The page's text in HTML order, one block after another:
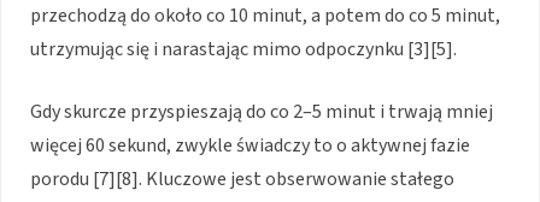
przechodzą do około co 10 minut, a potem do co 5 minut,
utrzymując się i narastając mimo odpoczynku [3][5].
Gdy skurcze przyspieszają do co 2–5 minut i trwają mniej
więcej 60 sekund, zwykle świadczy to o aktywnej fazie
porodu [7][8]. Kluczowe jest obserwowanie stałego